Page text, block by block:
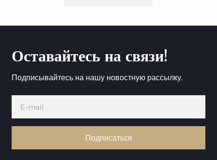
Оставайтесь на связи!
Подписывайтесь на нашу новостную рассылку.
Подписаться